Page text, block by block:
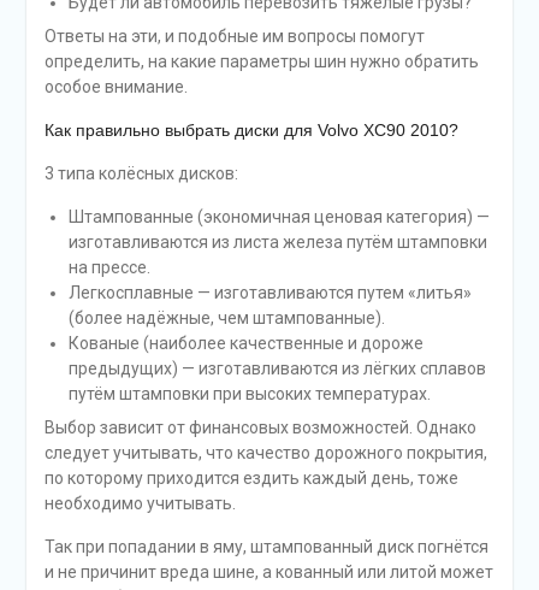
Ответы на эти, и подобные им вопросы помогут
определить, на какие параметры шин нужно обратить
особое внимание.
Как правильно выбрать диски для Volvo XC90 2010?
3 типа колёсных дисков:
Штампованные (экономичная ценовая категория) —
изготавливаются из листа железа путём штамповки
на прессе.
Легкосплавные — изготавливаются путем «литья»
(более надёжные, чем штампованные).
Кованые (наиболее качественные и дороже
предыдущих) — изготавливаются из лёгких сплавов
путём штамповки при высоких температурах.
Выбор зависит от финансовых возможностей. Однако
следует учитывать, что качество дорожного покрытия,
по которому приходится ездить каждый день, тоже
необходимо учитывать.
Так при попадании в яму, штампованный диск погнётся
и не причинит вреда шине, а кованный или литой может